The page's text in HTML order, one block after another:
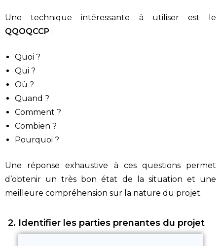
Une technique intéressante à utiliser est le
QQOQCCP :
Quoi ?
Qui ?
Où ?
Quand ?
Comment ?
Combien ?
Pourquoi ?
Une réponse exhaustive à ces questions permet
d’obtenir un très bon état de la situation et une
meilleure compréhension sur la nature du projet.
2. Identifier les parties prenantes du projet